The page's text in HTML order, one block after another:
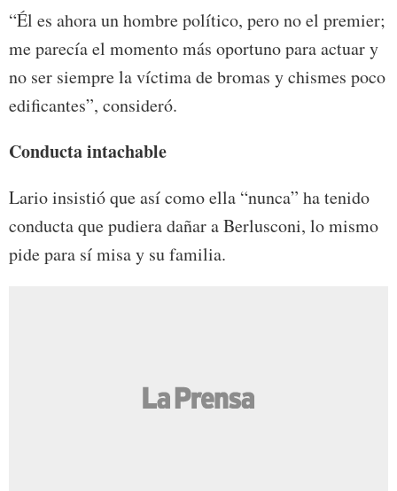
“Él es ahora un hombre político, pero no el premier;
me parecía el momento más oportuno para actuar y
no ser siempre la víctima de bromas y chismes poco
edificantes”, consideró.
Conducta intachable
Lario insistió que así como ella “nunca” ha tenido
conducta que pudiera dañar a Berlusconi, lo mismo
pide para sí misa y su familia.